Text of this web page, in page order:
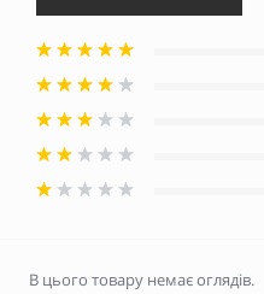
В цього товару немає оглядів.